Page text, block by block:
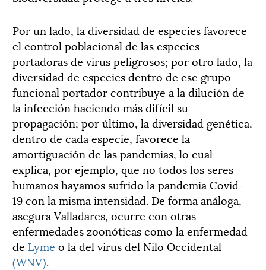
Por un lado, la diversidad de especies favorece
el control poblacional de las especies
portadoras de virus peligrosos; por otro lado, la
diversidad de especies dentro de ese grupo
funcional portador contribuye a la dilución de
la infección haciendo más difícil su
propagación; por último, la diversidad genética,
dentro de cada especie, favorece la
amortiguación de las pandemias, lo cual
explica, por ejemplo, que no todos los seres
humanos hayamos sufrido la pandemia Covid-
19 con la misma intensidad. De forma análoga,
asegura Valladares, ocurre con otras
enfermedades zoonóticas como la enfermedad
de Lyme o la del virus del Nilo Occidental
(WNV).